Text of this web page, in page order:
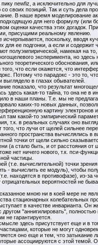
newfiz, а исключительно для
своих позиций. Так и суть дела
В наше время моделирование
для него формулу (или
оценки качества этих догадок.
присущими реальному явлению.
поскольку, вводя
для ее подгонки, а если и
полуэмпирической, намекая на
эксперимента, но здесь
теоретического обоснования,
что если окажется, что
Потому что парадокс - это то,
в глазах обывателей.
показало, что результат
здесь какая-то тайна, то она не
в наши планы. Т.е. мы не
каких-то новых данных,
картину электронов
там какой-то эмпирический
т.к. в реальных случаях оно
того, что лучи от щелей сильнее
пространства вычислялись в
точки от щели сильно
(а стало быть, и от расстояния
нет ничего нового, т.к. пси-
частицы.
вычислительной) точки
- вычислить ее модуль), чтобы
находятся в противофазе), из-за
вероятностей не
мною ни в коей мере не
стационарных колебательных
в качестве инварианта. Он
другом "аннигилировать",
не гарантируется.
здесь присутствует еще и в
которые не могут
оно еще и тем, что
ассоциируются с этой темой.